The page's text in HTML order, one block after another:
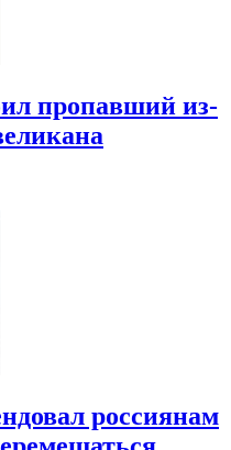
пропавший из-
россиянам